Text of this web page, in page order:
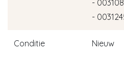
-
-
Conditie Nieuw